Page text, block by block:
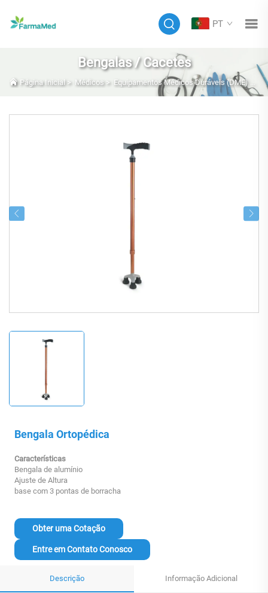
PT
Bengalas / Cacetes
Página Inicial> Médicos> Equipamentos Médicos Duráveis (DME) E Móveis
Bengala Ortopédica
Características
Bengala de alumínio
Ajuste de Altura
base com 3 pontas de borracha
Obter uma Cotação
Entre em Contato Conosco
Descrição Informação Adicional